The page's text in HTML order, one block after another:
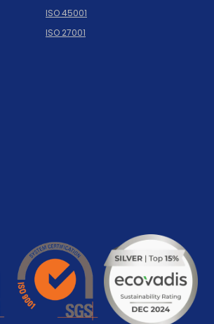
ISO 45001
ISO 27001